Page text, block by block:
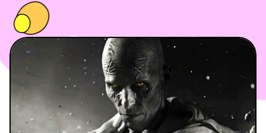
FOOD
BONS PLANS
SOUTENEZ KULTT